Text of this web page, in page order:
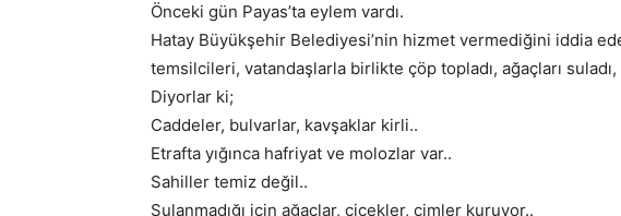
Önceki gün Payas’ta eylem vardı.
Hatay Büyükşehir Belediyesi’nin hizmet vermediğini iddia
temsilcileri, vatandaşlarla birlikte çöp topladı, ağaçları
Diyorlar ki;
Caddeler, bulvarlar, kavşaklar kirli..
Etrafta yığınca hafriyat ve molozlar var..
Sahiller temiz değil..
Sulanmadığı için ağaçlar, çiçekler, çimler kuruyor..